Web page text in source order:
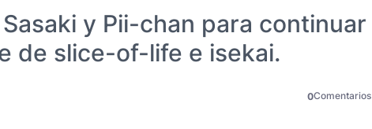
y Pii-chan para continuar
de slice-of-life e isekai.
0Comentarios